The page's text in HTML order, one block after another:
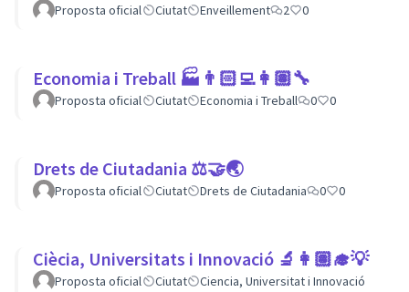
Proposta oficial Ciutat Enveillement 2 0
Economia i Treball 🏭👨🏻‍💻👩🏽‍🔧
Proposta oficial Ciutat Economia i Treball 0 0
Drets de Ciutadania ⚖️🤝🌏
Proposta oficial Ciutat Drets de Ciutadania 0 0
Ciècia, Universitats i Innovació 🔬👩🏽‍🎓💡
Proposta oficial Ciutat Ciencia, Universitat i Innovació